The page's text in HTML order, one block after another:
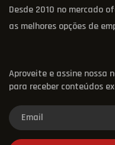
Desde 2010 no mercado
as melhores opções de
Aproveite e assine nossa
para receber conteúdos